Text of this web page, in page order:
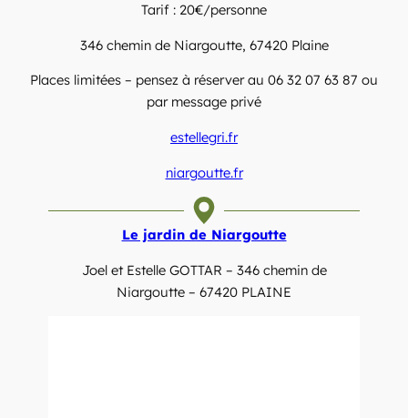
Tarif : 20€/personne
346 chemin de Niargoutte, 67420 Plaine
Places limitées – pensez à réserver au 06 32 07 63 87 ou
par message privé
estellegri.fr
niargoutte.fr
Le jardin de Niargoutte
Joel et Estelle GOTTAR – 346 chemin de
Niargoutte – 67420 PLAINE